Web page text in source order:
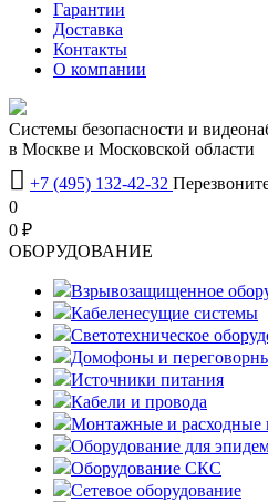
Гарантии
Доставка
Контакты
О компании
Системы безопасности и
в Москве и Московской области
 +7 (495) 132-42-32
0
0 ₽
OБОРУДОВАНИЕ
Взрывозащищенное
Кабеленесущие системы
Светотехническое
Домофоны и
Источники питания
Кабели и провода
Монтажные и расходные
Оборудование для
Оборудование СКС
Сетевое оборудование